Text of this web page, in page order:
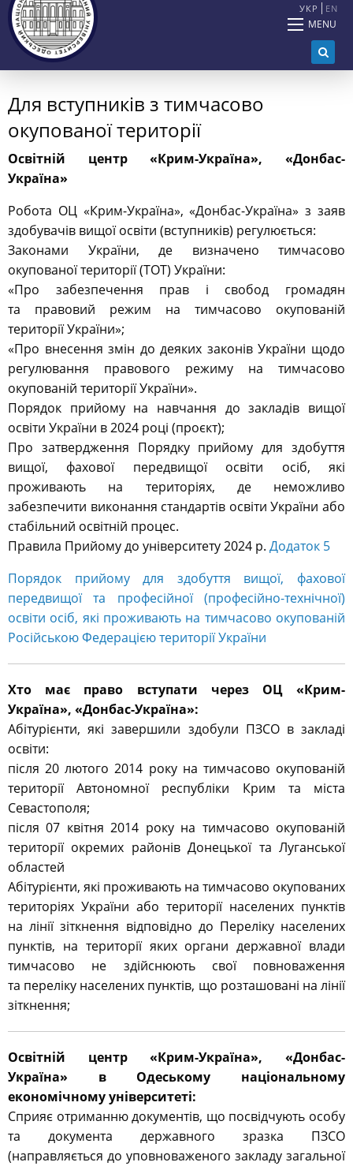
УКР EN
MENU
Для вступників з тимчасово
окупованої території
Освітній центр «Крим-Україна», «Донбас-
Україна»
Робота ОЦ «Крим-Україна», «Донбас-Україна» з заяв
здобувачів вищої освіти (вступників) регулюється:
Законами України, де визначено тимчасово
окупованої території (ТОТ) України:
«Про забезпечення прав і свобод громадян
та правовий режим на тимчасово окупованій
території України»;
«Про внесення змін до деяких законів України щодо
регулювання правового режиму на тимчасово
окупованій території України».
Порядок прийому на навчання до закладів вищої
освіти України в 2024 році (проєкт);
Про затвердження Порядку прийому для здобуття
вищої, фахової передвищої освіти осіб, які
проживають на територіях, де неможливо
забезпечити виконання стандартів освіти України або
стабільний освітній процес.
Правила Прийому до університету 2024 р. Додаток 5
Порядок прийому для здобуття вищої, фахової
передвищої та професійної (професійно-технічної)
освіти осіб, які проживають на тимчасово окупованій
Російською Федерацією території України
Хто має право вступати через ОЦ «Крим-
Україна», «Донбас-Україна»:
Абітурієнти, які завершили здобули ПЗСО в закладі
освіти:
після 20 лютого 2014 року на тимчасово окупованій
території Автономної республіки Крим та міста
Севастополя;
після 07 квітня 2014 року на тимчасово окупованій
території окремих районів Донецької та Луганської
областей
Абітурієнти, які проживають на тимчасово окупованих
територіях України або території населених пунктів
на лінії зіткнення відповідно до Переліку населених
пунктів, на території яких органи державної влади
тимчасово не здійснюють свої повноваження
та переліку населених пунктів, що розташовані на лінії
зіткнення;
Освітній центр «Крим-Україна», «Донбас-
Україна» в Одеському національному
економічному університеті:
Сприяє отриманню документів, що посвідчують особу
та документа державного зразка ПЗСО
(направляється до уповноваженого закладу загальної